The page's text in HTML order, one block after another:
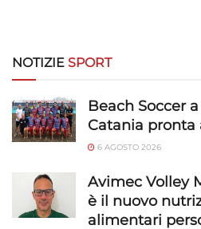
NOTIZIE SPORT
Beach Soccer
Catania pronta
6 AGOSTO 2026
Avimec Volley
è il nuovo
alimentari